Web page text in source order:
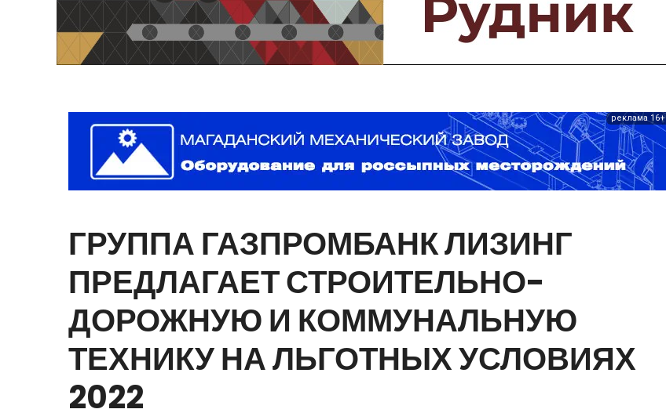
Предприятия и компании
Интервью
Выставки, Конференции
реклама 16+
ГРУППАГАЗПРОМБАНКЛИЗИНГ
ПРЕДЛАГАЕТСТРОИТЕЛЬНО-
ДОРОЖНУЮИ КОММУНАЛЬНУЮ
ТЕХНИКУНАЛЬГОТНЫХУСЛОВИЯХ
2022